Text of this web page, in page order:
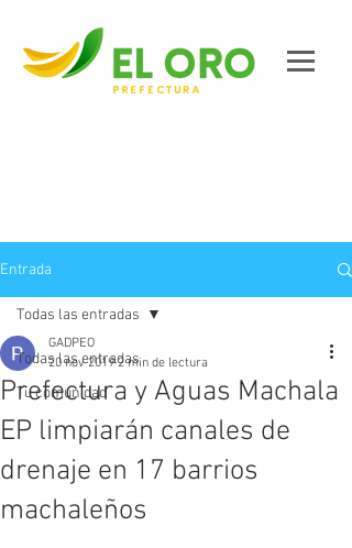
Entrada
Todas las entradas
Tu comunidad
Todas las entradas
Prefectura y Aguas Machala
EP limpiarán canales de
drenaje en 17 barrios
machaleños
GADPEO
20 nov 2019 2 min de lectura